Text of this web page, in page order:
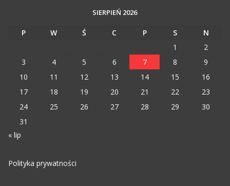
SIERPIEŃ 2026
P W Ś C P S
N
1
2
3
4 5 6 7 8
9
10
11 12 13 14 15
16
17
18 19 20 21 22
23
24
25 26 27 28 29
30
31
« lip
Polityka prywatności